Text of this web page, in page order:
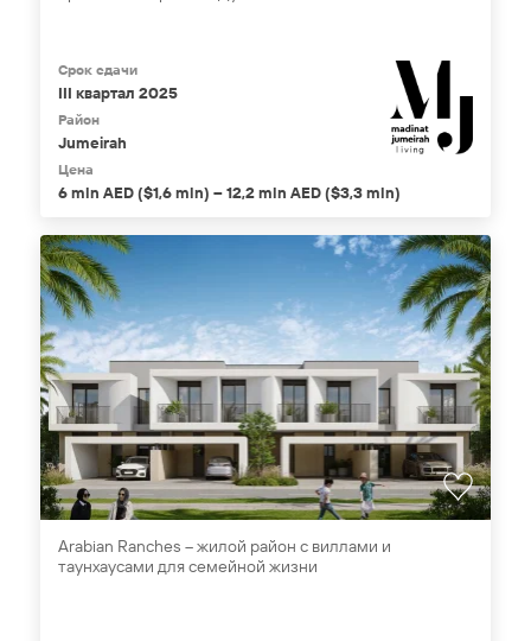
Срок сдачи
III квартал 2025
Район
Jumeirah
Цена
6 mln AED ($1,6 mln) – 12,2 mln AED ($3,3 mln)
Arabian Ranches – жилой район с виллами и
таунхаусами для семейной жизни